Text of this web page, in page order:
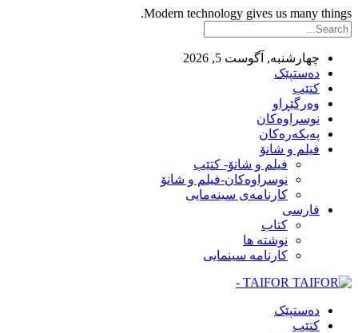
Modern technology gives us many things.
چهارشنبه, آگوست 5, 2026
ده‌ستپێک
کتێب
وەرگێڕاو
نوسراوه‌کان
په‌یکه‌ره‌کان
فیلم و شانۆ
فیلم و شانۆ- کتێب
نوسراوه‌کان-فیلم و شانۆ
کارنامه‌ی سینه‌مایی
فارسی
کتاب
نوشته ها
کارنامه سینمایی
TAIFOR -
ده‌ستپێک
کتێب